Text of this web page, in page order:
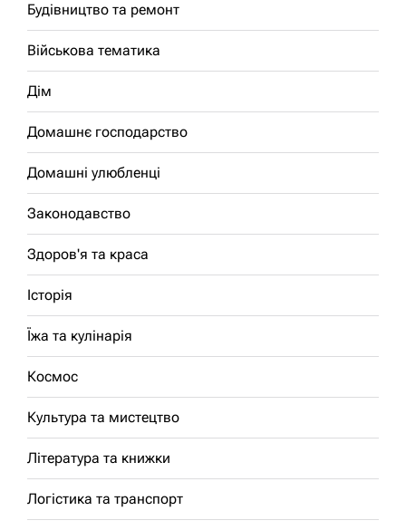
Будівництво та ремонт
Військова тематика
Дім
Домашнє господарство
Домашні улюбленці
Законодавство
Здоров'я та краса
Історія
Їжа та кулінарія
Космос
Культура та мистецтво
Література та книжки
Логістика та транспорт